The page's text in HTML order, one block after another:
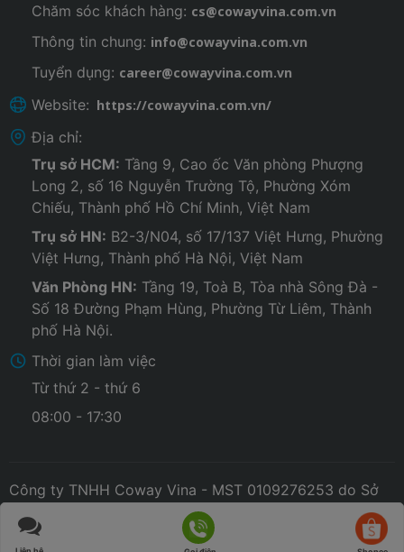
Chăm sóc khách hàng: cs@cowayvina.com.vn
Thông tin chung: info@cowayvina.com.vn
Tuyển dụng: career@cowayvina.com.vn
Website: https://cowayvina.com.vn/
Địa chỉ:
Trụ sở HCM: Tầng 9, Cao ốc Văn phòng Phượng
Long 2, số 16 Nguyễn Trường Tộ, Phường Xóm
Chiếu, Thành phố Hồ Chí Minh, Việt Nam
Trụ sở HN: B2-3/N04, số 17/137 Việt Hưng, Phường
Việt Hưng, Thành phố Hà Nội, Việt Nam
Văn Phòng HN: Tầng 19, Toà B, Tòa nhà Sông Đà -
Số 18 Đường Phạm Hùng, Phường Từ Liêm, Thành
phố Hà Nội.
Thời gian làm việc
Từ thứ 2 - thứ 6
08:00 - 17:30
Công ty TNHH Coway Vina - MST 0109276253 do Sở
Kế hoạch và Đầu tư Thành phố Hà Nội cấp ngày
21/07/2020. Copyright © 2020. All rights reserved.